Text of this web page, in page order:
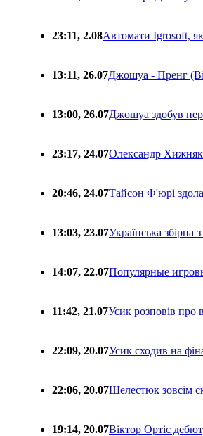
23:11, 2.08Автомати Igrosoft,
13:11, 26.07Джошуа - Пренг
13:00, 26.07Джошуа здобув
23:17, 24.07Олександр Хижняк
20:46, 24.07Тайсон Ф'юрі
13:03, 23.07Українська збірна
14:07, 22.07Популярные
11:42, 21.07Усик розповів про
22:09, 20.07Усик сходив на
22:06, 20.07Шелестюк зовсім
19:14, 20.07Віктор Ортіс